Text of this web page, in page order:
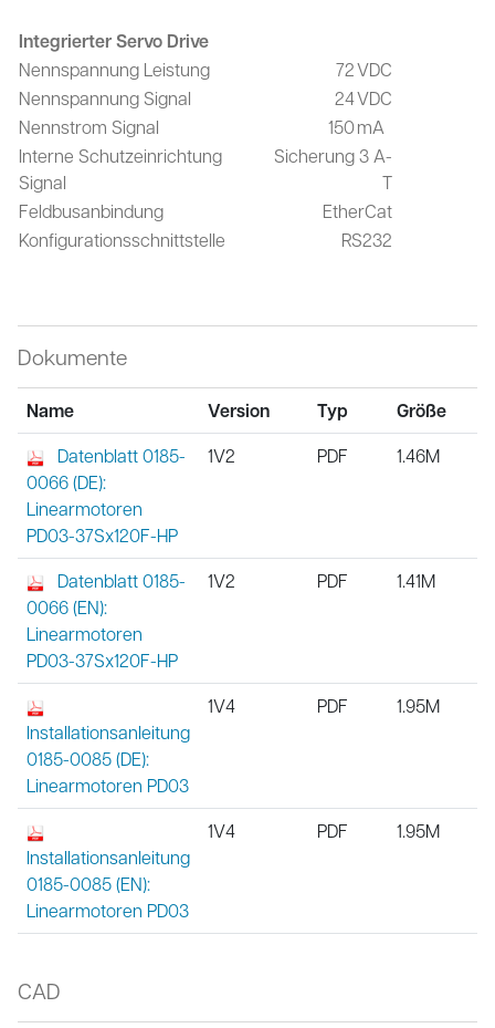
Integrierter Servo Drive
Nennspannung Leistung 72VDC
Nennspannung Signal
24VDC
Nennstrom Signal
150mA
Interne Schutzeinrichtung
Signal
Sicherung 3 A-
T
Feldbusanbindung
EtherCat
Konfigurationsschnittstelle
RS232
Dokumente
Name Version Typ Größe
Datenblatt 0185-
0066 (DE):
Linearmotoren
PD03-37Sx120F-HP
1V2 PDF 1.46M
Datenblatt 0185-
0066 (EN):
Linearmotoren
PD03-37Sx120F-HP
1V2 PDF 1.41M
Installationsanleitung
0185-0085 (DE):
Linearmotoren PD03
1V4 PDF 1.95M
Installationsanleitung
0185-0085 (EN):
Linearmotoren PD03
1V4 PDF 1.95M
CAD